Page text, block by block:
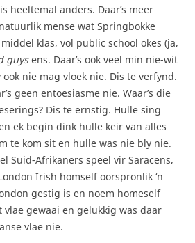
heeltemal anders. Daar’s meer
mense wat Springbokke
klas, vol public school okes (ja,
guysens. Daar’s ook veel min nie-wit
nie mag vloek nie. Dis te verfynd.
geen entoesiasme nie. Waar’s die
Dis te ernstig. Hulle sing
ek begin dink hulle keir van alles
te kom sit en hulle was nie bly nie.
Suid-Afrikaners speel vir Saracens,
Irish homself oorspronlik ‘n
gestig is en noem homeself
vlae gewaai en gelukkig was daar
vlae nie.